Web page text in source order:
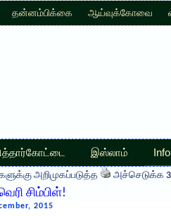
தன்னம்பிக்கை ஆய்வுக்கோவை
இஸ்லாம்
அறிமுகப்படுத்த அச்செடுக்க
சிம்பிள்!
2015